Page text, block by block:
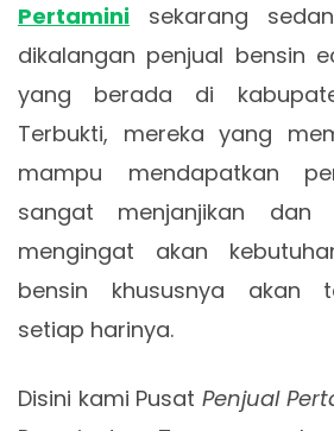
Pertamini sekarang
dikalangan penjual bensin
yang berada di
Terbukti, mereka yang
mampu mendapatkan
sangat menjanjikan dan
mengingat akan
bensin khususnya akan
setiap harinya.
Disini kami Pusat Penjual